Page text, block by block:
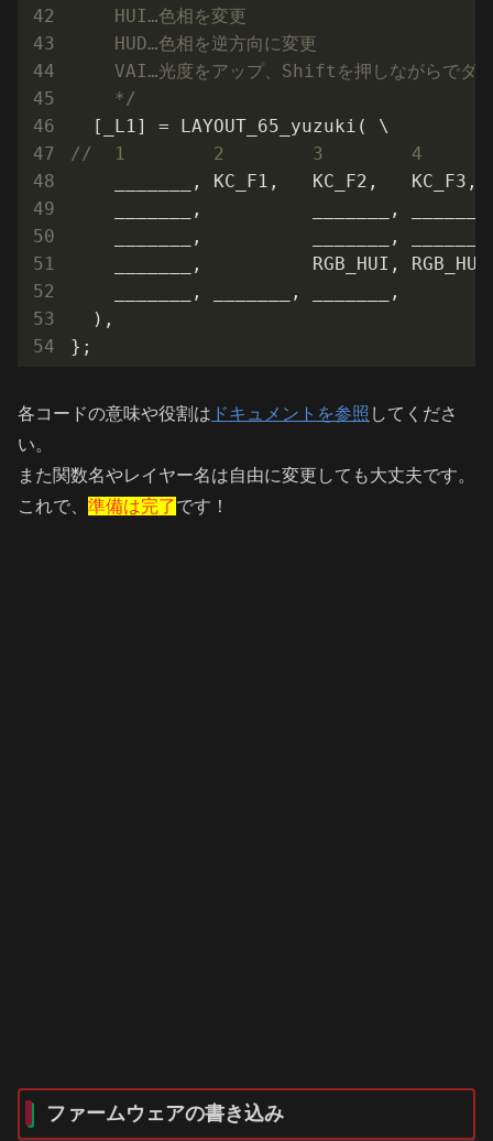
    HUI…色相を変更
    HUD…色相を逆方向に変更
VAI…光度をアップ、Shiftを押しながらでダ
    */
//  1        2        3        4
_______, KC_F1,   KC_F2,   KC_F3,
_______,          _______,
_______,          _______,
_______,          RGB_HUI,
_______, _______, _______,
  ),
};
各コードの意味や役割は ドキュメントを参照 してくださ
い。
また関数名やレイヤー名は自由に変更しても大丈夫です。
これで、 準備は完了です！
ファームウェアの書き込み